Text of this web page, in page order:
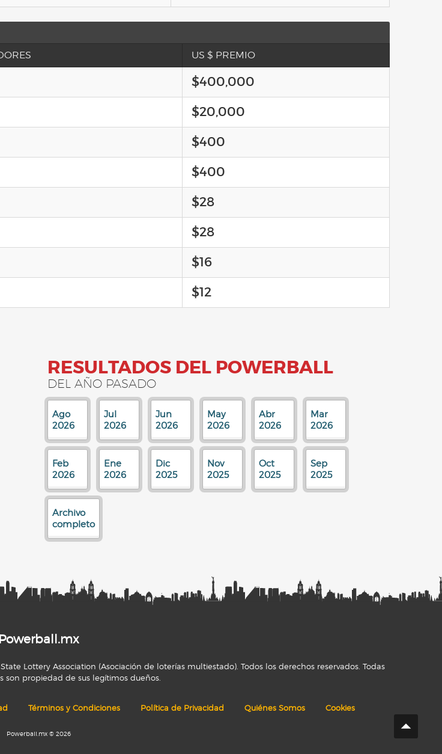
US $ PREMIO
$400,000
$20,000
$400
$400
$28
$28
$16
$12
RESULTADOS DEL POWERBALL
DEL AÑO PASADO
Ago
2026
Jul
2026
Jun
2026
May
2026
Abr
2026
Mar
2026
Feb
2026
Ene
2026
Dic
2025
Nov
2025
Oct
2025
Sep
2025
Archivo
completo
Powerball.mx
Lottery Association (Asociación de loterías multiestado). Todos los derechos reservados. Todas
son propiedad de sus legítimos dueños.
Términos y Condiciones Política de Privacidad Quiénes Somos Cookies
Powerball.mx © 2026